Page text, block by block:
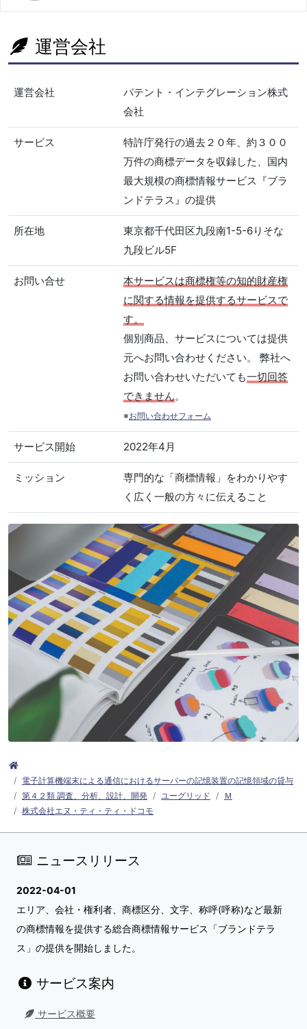
運営会社
運営会社
パテント・インテグレーション株式
会社
サービス
特許庁発行の過去２０年、約３００
万件の商標データを収録した、国内
最大規模の商標情報サービス『ブラ
ンドテラス』の提供
所在地
東京都千代田区九段南1-5-6りそな
九段ビル5F
お問い合せ
本サービスは商標権等の知的財産権
に関する情報を提供するサービスで
す。
個別商品、サービスについては提供
元へお問い合わせください。 弊社へ
お問い合わせいただいても一切回答
できません。
※お問い合わせフォーム
サービス開始 2022年4月
ミッション
専門的な「商標情報」をわかりやす
く広く一般の方々に伝えること
電子計算機端末による通信におけるサーバーの記憶装置の記憶領域の貸与
第４２類 調査、分析、設計、開発
ユーグリッド
Ｍ
株式会社エヌ・ティ・ティ・ドコモ
ニュースリリース
2022-04-01
エリア、会社・権利者、商標区分、文字、称呼(呼称)など最新
の商標情報を提供する総合商標情報サービス「ブランドテラ
ス」の提供を開始しました。
サービス案内
サービス概要